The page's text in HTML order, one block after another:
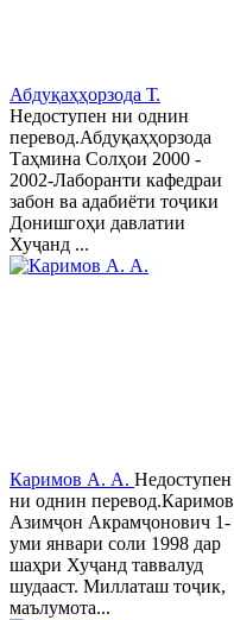
Абдуқаҳҳорзода Т.
Недоступен ни однин
перевод.Абдуқаҳҳорзода
Таҳмина Солҳои 2000 -
2002-Лаборанти кафедраи
забон ва адабиёти тоҷики
Донишгоҳи давлатии
Хуҷанд ...
Каримов А. А. Недоступен
ни однин перевод.Каримов
Азимҷон Акрамҷонович 1-
уми январи соли 1998 дар
шаҳри Хуҷанд таввалуд
шудааст. Миллаташ тоҷик,
маълумота...